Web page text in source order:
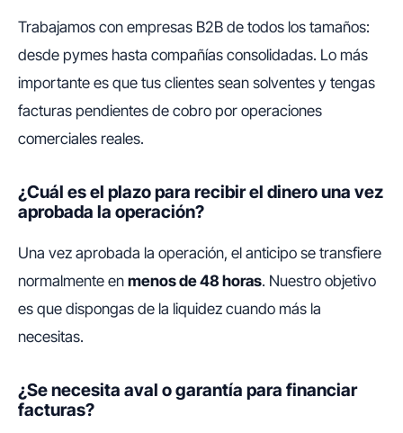
Trabajamos con empresas B2B de todos los tamaños:
desde pymes hasta compañías consolidadas. Lo más
importante es que tus clientes sean solventes y tengas
facturas pendientes de cobro por operaciones
comerciales reales.
¿Cuál es el plazo para recibir el dinero una vez
aprobada la operación?
Una vez aprobada la operación, el anticipo se transfiere
normalmente en menos de 48 horas. Nuestro objetivo
es que dispongas de la liquidez cuando más la
necesitas.
¿Se necesita aval o garantía para financiar
facturas?